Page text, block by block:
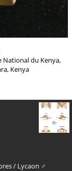
National du Kenya,
Kenya
/ Lycaon ♂